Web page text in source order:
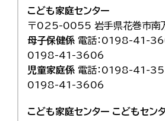
こども家庭センター
〒025-0055 岩手県花巻市南
母子保健係 電話：0198-41-
0198-41-3606
児童家庭係 電話：0198-41-
0198-41-3606
こども家庭センター こどもセン